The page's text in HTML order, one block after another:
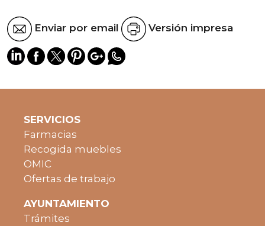
Enviar por email Versión impresa
SERVICIOS
Farmacias
Recogida muebles
OMIC
Ofertas de trabajo
AYUNTAMIENTO
Trámites